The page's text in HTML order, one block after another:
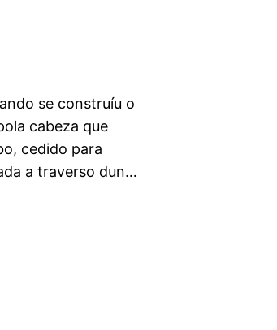
se construíu o
cabeza que
cedido para
a traverso dun…